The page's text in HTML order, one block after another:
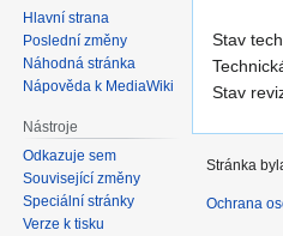
navigaci
Stav
Stav
Hlavní strana
Poslední změny
Náhodná stránka
Nápověda k MediaWiki
Nástroje
Odkazuje sem
Související změny
Speciální stránky
Verze k tisku
Stránka
Ochrana